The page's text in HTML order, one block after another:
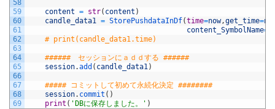
58
59
60
61
62
63
64
65
66
67
68
69
content = str( content )
candle_data1 = StorePushdataInDf(time=now,get_time=
content_SymbolName=
# print(candle_data1.time)
######　セッションにａｄｄする ######
session.add ( candle_data1)
##### コミットして初めて永続化決定 ########
session. commit ( )
print ( 'DBに保存しました。' )